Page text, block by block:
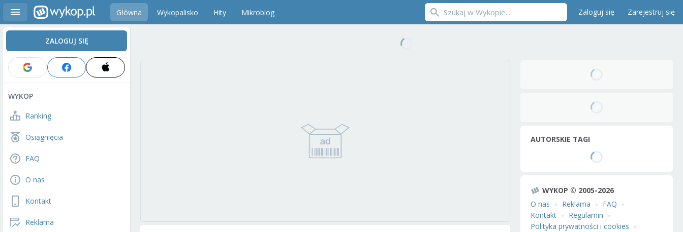
Główna Wykopalisko Hity Mikroblog Zaloguj się Zarejestruj się
ZALOGUJ SIĘ
WYKOP
Ranking
Osiągnięcia
FAQ
O nas
Kontakt
Reklama
AUTORSKIE TAGI
WYKOP © 2005-2026
O nas
Reklama
FAQ
Kontakt
Regulamin
Polityka prywatności i cookies